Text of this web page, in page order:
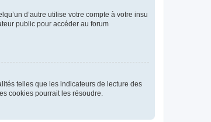
d’autre utilise votre compte à votre insu
public pour accéder au forum
telles que les indicateurs de lecture des
cookies pourrait les résoudre.